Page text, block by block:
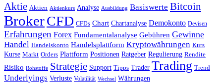
Aktie Aktien Aktienkurs Analyse Ausbildung Basiswerte Bitcoin
BrokerCFD CFDs Chart Chartanalyse Demokonto Devisen
Erfahrungen Forex Fundamentalanalyse Gebühren Gewinne
Handel Handelskonto Handelsplattform Kryptowährungen Kurs
Kurse Markt Orders Plattform Positionen Ratgeber Regulierung Rendite
Risiko Rohstoffe Strategie Support Tipps Trader Trading Trend
Underlyings Verluste Volatilität Wechsel Währungen